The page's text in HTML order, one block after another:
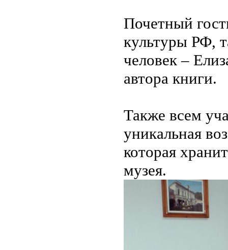
Почетный
культуры РФ,
человек –
автора книги.
Также всем
уникальная
которая
музея.